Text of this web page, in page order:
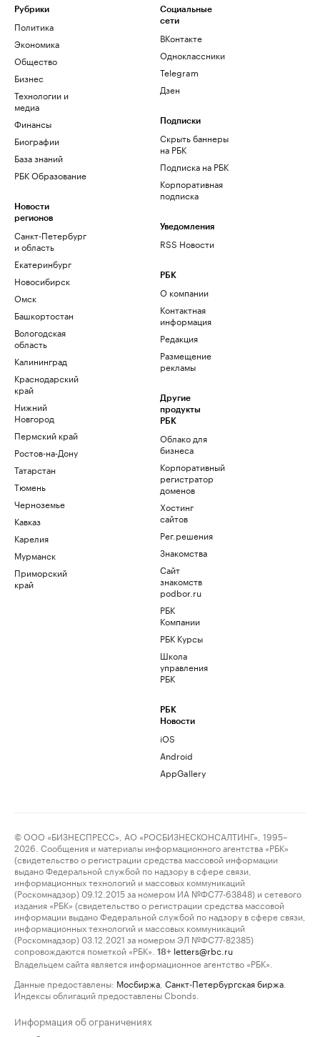
Рубрики
Политика
Экономика
Общество
Бизнес
Технологии и
медиа
Финансы
Биографии
База знаний
РБК Образование
Новости
регионов
Санкт-Петербург
и область
Екатеринбург
Новосибирск
Омск
Башкортостан
Вологодская
область
Калининград
Краснодарский
край
Нижний
Новгород
Пермский край
Ростов-на-Дону
Татарстан
Тюмень
Черноземье
Кавказ
Карелия
Мурманск
Приморский
край
Социальные
сети
ВКонтакте
Одноклассники
Telegram
Дзен
Подписки
Скрыть баннеры
на РБК
Подписка на РБК
Корпоративная
подписка
Уведомления
RSS Новости
РБК
О компании
Контактная
информация
Редакция
Размещение
рекламы
Другие
продукты
РБК
Облако для
бизнеса
Корпоративный
регистратор
доменов
Хостинг
сайтов
Рег.решения
Знакомства
Сайт
знакомств
podbor.ru
РБК
Компании
РБК Курсы
Школа
управления
РБК
РБК
Новости
iOS
Android
AppGallery
© ООО «БИЗНЕСПРЕСС», АО «РОСБИЗНЕСКОНСАЛТИНГ», 1995–
2026. Сообщения и материалы информационного агентства «РБК»
(свидетельство о регистрации средства массовой информации
выдано Федеральной службой по надзору в сфере связи,
информационных технологий и массовых коммуникаций
(Роскомнадзор) 09.12.2015 за номером ИА №ФС77-63848) и сетевого
издания «РБК» (свидетельство о регистрации средства массовой
информации выдано Федеральной службой по надзору в сфере связи,
информационных технологий и массовых коммуникаций
(Роскомнадзор) 03.12.2021 за номером ЭЛ №ФС77-82385)
сопровождаются пометкой «РБК».
18+ letters@rbc.ru
Владельцем сайта является информационное агентство «РБК».
Данные предоставлены: Мосбиржа Санкт-Петербургская биржа
Индексы облигаций предоставлены Cbonds.
Информация об ограничениях